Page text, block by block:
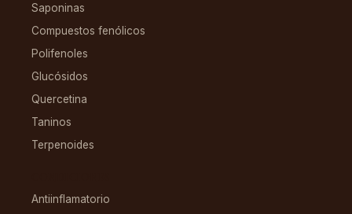
Saponinas
Compuestos fenólicos
Polifenoles
Glucósidos
Quercetina
Taninos
Terpenoides
Antiinflamatorio